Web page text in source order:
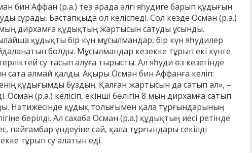
бин Аффан (р.а.) тез арада әлгі яһудиге барып құдығын
сұрады. Бастапқыда ол келіспеді. Сол кезде Осман (р.а.)
дирхамға құдықтың жартысын сатуды ұсынды.
құдықты бір күн мұсылмандар, бір күн яһудилер
болды. Мұсылмандар кезекке тұрып екі күнге
су тасып алуға тырысты. Ал яһуди өз кезегінде
сата алмай қалды. Ақыры Осман бин Аффанға келіп:
құдығымды бұздың. Қалған жартысын да сатып ал», –
Осман (р.а.) келісіп, екінші бөлігін 8 мың дирхамға сатып
Нәтижесінде құдық толығымен қала тұрғындарының
берілді. Ал сахаба Осман (р.а.) құдықтың иесі ретінде
пайғамбар үндеуіне сай, қала тұрғындары секілді
тұрып су алатын еді.